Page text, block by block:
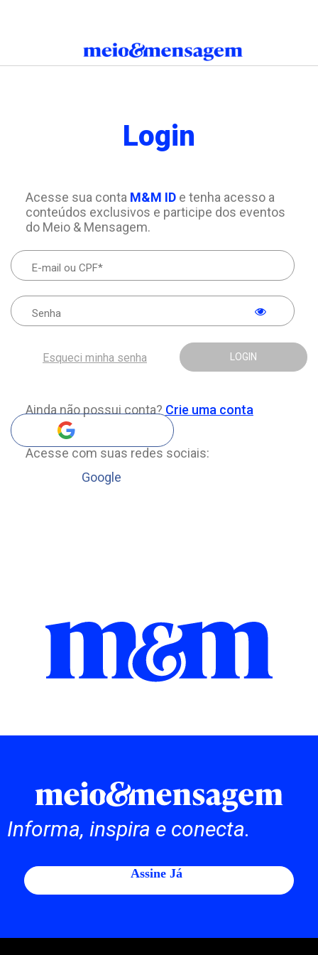
Login
Acesse sua conta M&M IDe tenha acesso a
conteúdos exclusivos e participe dos eventos
do Meio & Mensagem.
LOGIN
Esqueci minha senha
Ainda não possui conta? Crie uma conta
Acesse com suas redes sociais:
Google
Informa, inspira e conecta.
Assine Já